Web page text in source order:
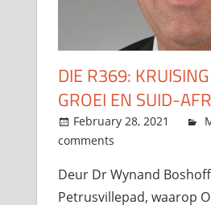
DIE R369:
GROEI EN SUID-
February 28, 2021
comments
Deur Dr Wynand
Petrusvillepad, waarop